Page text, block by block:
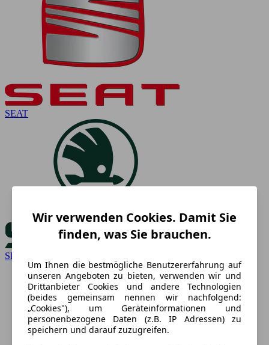
SEAT
Skoda
Wir verwenden Cookies. Damit Sie
finden, was Sie brauchen.
Um Ihnen die bestmögliche Benutzererfahrung auf
unseren Angeboten zu bieten, verwenden wir und
Drittanbieter Cookies und andere Technologien
(beides gemeinsam nennen wir nachfolgend:
„Cookies"), um Geräteinformationen und
personenbezogene Daten (z.B. IP Adressen) zu
speichern und darauf zuzugreifen.